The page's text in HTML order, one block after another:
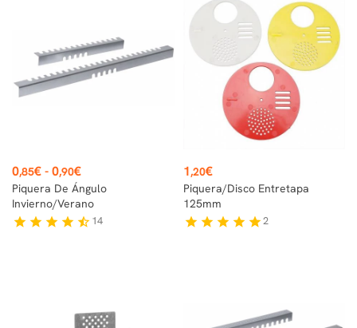
Precio
0,85€-0,90€
Piquera De Ángulo
Invierno/verano
star star star star star_half 14
Precio
1,20€
Piquera/Disco Entretapa
125mm
star star star star star2